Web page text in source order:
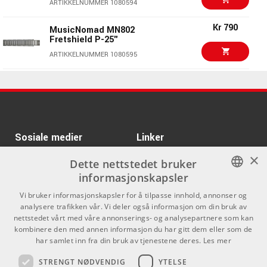
instrumenter er både bredt og rimelig med en fantastisk
effekt. En ekte livredder for din akustiske gitar i årets tørre
måneder. Det finnes til og med et sett for LP-plater, slik at
platesamleren kan holde vinylplatene sine i perfekt stand.
Cradle Cube Neck
Support
ARTIKKELNUMMER 1080549
Premium Workmat
Guitar Polish
ARTIKKELNUMMER 1080594
MusicNomad MN802
Fretshield P-25"
ARTIKKELNUMMER 1080595
Kr 790
Fretshield M-25.34"
MusicNomad MN804
Fretshield E-24.75"
ARTIKKELNUMMER 1080597
Sosiale medier Linker
Om Oss
Kontakt oss
Kjøpsvilkår
Butikken
Varemerker
NORWEGIAN
×
Dette nettstedet bruker
informasjonskapsler
Vi bruker informasjonskapsler for å tilpasse innhold, annonser og
analysere trafikken vår. Vi deler også informasjon om din bruk av
nettstedet vårt med våre annonserings- og analysepartnere som kan
kombinere den med annen informasjon du har gitt dem eller som de
har samlet inn fra din bruk av tjenestene deres. Les mer
STRENGT NØDVENDIG YTELSE